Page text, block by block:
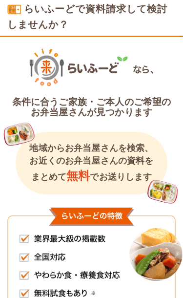
らいふーどで資料請求して検討
しませんか？
条件に合うご家族・ご本人のご希望の
お弁当屋さんが見つかります
地域からお弁当屋さんを検索、
お近くのお弁当屋さんの資料を
まとめて無料でお送りします